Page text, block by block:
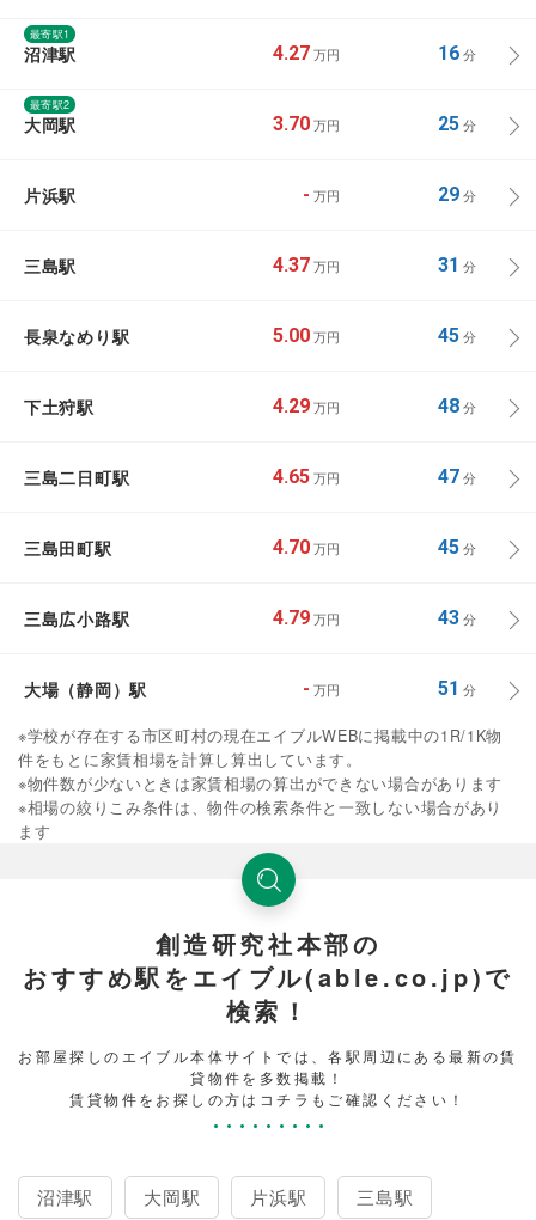
最寄駅1
沼津駅 4.27 万円 16分
最寄駅2
大岡駅 3.70 万円 25分
片浜駅 - 万円 29分
三島駅 4.37 万円 31 分
長泉なめり駅 5.00 万円 45分
下土狩駅 4.29 万円 48分
三島二日町駅 4.65 万円 47分
三島田町駅 4.70 万円 45分
三島広小路駅 4.79 万円 43分
大場（静岡）駅 - 万円 51 分
※学校が存在する市区町村の現在エイブルWEBに掲載中の1R/1K物
件をもとに家賃相場を計算し算出しています。
※物件数が少ないときは家賃相場の算出ができない場合があります
※相場の絞りこみ条件は、物件の検索条件と一致しない場合があり
ます
創造研究社本部の
おすすめ駅をエイブル(able.co.jp)で
検索！
お部屋探しのエイブル本体サイトでは、各駅周辺にある最新の賃
貸物件を多数掲載！
賃貸物件をお探しの方はコチラもご確認ください！
沼津駅 大岡駅 片浜駅 三島駅